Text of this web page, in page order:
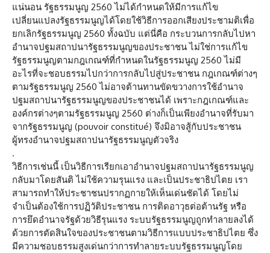
แน่นอน รัฐธรรมนูญ 2560 ไม่ได้กำหนดให้มีการแก้ไข
เปลี่ยนแปลงรัฐธรรมนูญได้โดยใช้วิธีการออกเสียงประชามติเพื่อ
ยกเลิกรัฐธรรมนูญ 2560 ทั้งฉบับ แต่นี่คือ กระบวนการกลับไปหา
อำนาจปฐมสถาปนารัฐธรรมนูญของประชาชน ไม่ใช่การแก้ไข
รัฐธรรมนูญตามกฎเกณฑ์ที่กำหนดในรัฐธรรมนูญ 2560 ไม่มี
อะไรที่จะชอบธรรมไปกว่าการกลับไปสู่ประชาชน กฎเกณฑ์ต่างๆ
ตามรัฐธรรมนูญ 2560 ไม่อาจต้านทานขัดขวางการใช้อำนาจ
ปฐมสถาปนารัฐธรรมนูญของประชาชนได้ เพราะกฎเกณฑ์และ
องค์กรต่างๆตามรัฐธรรมนูญ 2560 ต่างก็เป็นเพียงอำนาจที่รับมา
จากรัฐธรรมนูญ (pouvoir constitué) จึงมิอาจสู้กับประชาชน
ผู้ทรงอำนาจปฐมสถาปนารัฐธรรมนูญตัวจริง
.
วิธีการเช่นนี้ เป็นวิธีการเรียกเอาอำนาจปฐมสถาปนารัฐธรรมนูญ
กลับมาโดยสันติ ไม่ใช้ความรุนแรง และเป็นประชาธิปไตย เรา
สามารถทำให้ประชาชนปรากฏกายให้เห็นเด่นชัดได้ โดยไม่
จำเป็นต้องใช้การปฏิวัติประชาชน การติดอาวุธต่อต้านรัฐ หรือ
การยึดอำนาจรัฐด้วยวิธีรุนแรง ระบบรัฐธรรมนูญถูกทำลายลงได้
ด้วยการตัดสินใจของประชาชนตามวิธีการแบบประชาธิปไตย ซึ่ง
มีความชอบธรรมสูงเด่นกว่าการทำลายระบบรัฐธรรมนูญโดย